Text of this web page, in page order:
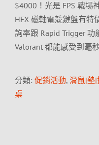
$4000！光是 FPS 戰場
HFX 磁軸電競鍵盤有特
詢率跟 Rapid Trigger 功
Valorant 都能感受到毫
分類: 促銷活動, 滑鼠|墊|
桌